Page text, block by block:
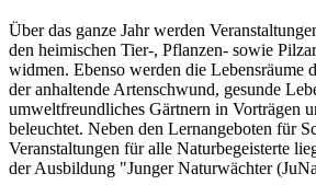
Über das ganze Jahr werden
den heimischen Tier-, Pflanzen- sowie
widmen. Ebenso werden die Lebensräume
der anhaltende Artenschwund, gesunde
umweltfreundliches Gärtnern in Vorträgen
beleuchtet. Neben den Lernangeboten für
Veranstaltungen für alle Naturbegeisterte
der Ausbildung "Junger Naturwächter